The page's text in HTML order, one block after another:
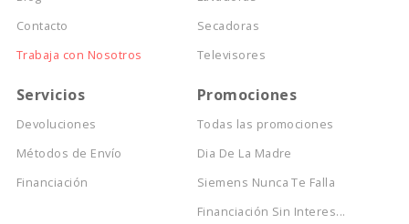
Contacto
Trabaja con Nosotros
Secadoras
Televisores
Servicios
Devoluciones
Métodos de Envío
Financiación
Promociones
Todas las promociones
Dia De La Madre
Siemens Nunca Te Falla
Financiación Sin Interes...